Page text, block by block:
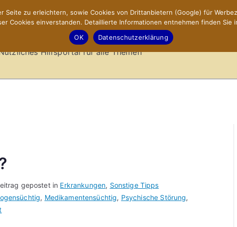
Sites.de – Hilfsportal
Hilfsportal für alle Themen
gepostet in Erkrankungen, Sonstige Tipps
, Medikamentensüchtig, Psychische Störung,
Seite zu erleichtern, sowie Cookies von Drittanbietern (Google) für
Cookies einverstanden. Detaillierte Informationen entnehmen finden Sie
OK
Datenschutzerklärung